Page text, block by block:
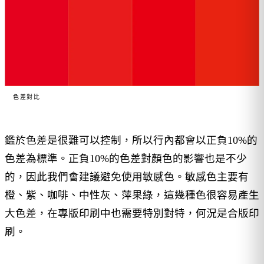
色差對比
鑑於色差是很難可以控制，所以行內都會以正負10%的
色差為標準。正負10%的色差對顏色的影響也是不少
的，因此我們會建議避免使用敏感色。敏感色主要有
橙、紫、咖啡、中性灰、萍果綠，這幾種色很容易產生
大色差，在專版印刷中也需要特別對特，何況是合版印
刷。